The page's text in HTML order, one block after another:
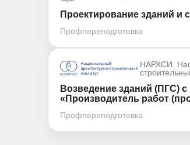
Проектирование зданий и
Профпереподготовка
НАРХСИ.
Возведение зданий (ПГС)
«Производитель работ
Профпереподготовка